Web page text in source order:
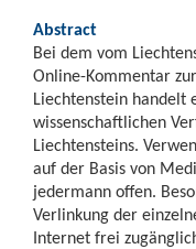
Abstract
Bei dem vom
Online-Kommentar
Liechtenstein handelt
wissenschaftlichen
Liechtensteins.
auf der Basis von
jedermann offen.
Verlinkung der
Internet frei